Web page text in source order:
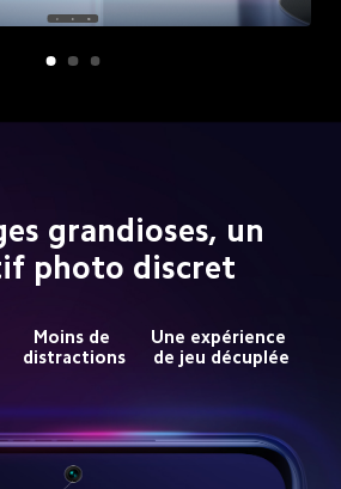
grandioses, un
photo discret
Moins de
distractions
Une expérience
de jeu décuplée